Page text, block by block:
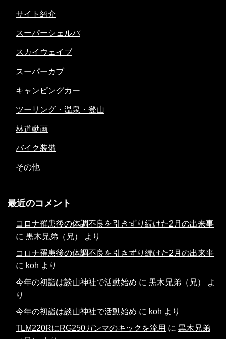
サイト紹介
スーパーシェルパ
スカイウェイブ
スーパーカブ
キャンピングカー
ツーリング・温泉・登山
林道動画
バイク装備
その他
最近のコメント
コロナ罹患後の体調不良を引きずり続けた2月の出来事
に 黒木兄弟（兄）
より
コロナ罹患後の体調不良を引きずり続けた2月の出来事
に koh より
今年の初詣は談山神社で活動始め に 黒木兄弟（兄）
よ
り
今年の初詣は談山神社で活動始め に koh より
TLM220RにRG250ガンマのキックを流用 に 黒木兄弟